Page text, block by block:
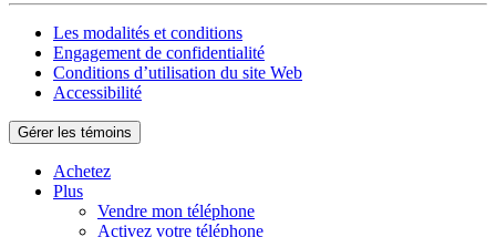
Les modalités et conditions
Engagement de confidentialité
Conditions d’utilisation du site Web
Accessibilité
Gérer les témoins
Achetez
Plus
Vendre mon téléphone
Activez votre téléphone